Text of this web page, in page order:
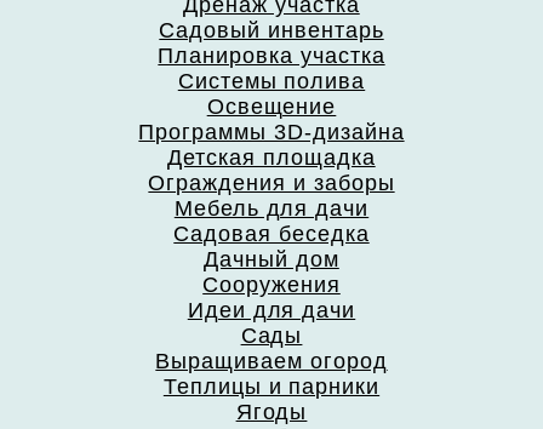
Дренаж участка
Садовый инвентарь
Планировка участка
Системы полива
Освещение
Программы 3D-дизайна
Детская площадка
Ограждения и заборы
Мебель для дачи
Садовая беседка
Дачный дом
Сооружения
Идеи для дачи
Сады
Выращиваем огород
Теплицы и парники
Ягоды